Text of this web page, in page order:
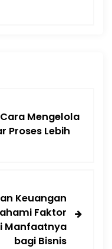
Cara Mengelola
Proses Lebih
Keuangan
Faktor
Manfaatnya
bagi Bisnis